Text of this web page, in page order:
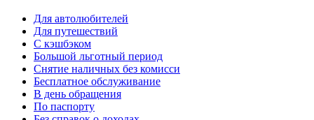
Для автолюбителей
Для путешествий
С кэшбэком
Большой льготный период
Снятие наличных без комисси
Бесплатное обслуживание
В день обращения
По паспорту